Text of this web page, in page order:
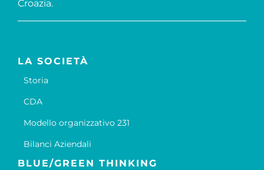
Croazia.
LA SOCIETÀ
Storia
CDA
Modello organizzativo 231
Bilanci Aziendali
BLUE/GREEN THINKING